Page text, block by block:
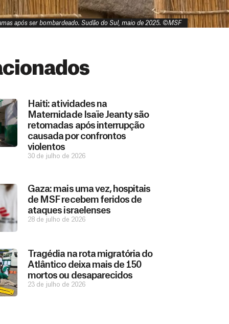
após ser bombardeado. Sudão do Sul, maio de 2025. ©MSF
Haiti: atividades na
Maternidade Isaïe Jeanty são
retomadas após interrupção
causada por confrontos
violentos
30 de julho de 2026
Gaza: mais uma vez, hospitais
de MSF recebem feridos de
ataques israelenses
28 de julho de 2026
Tragédia na rota migratória do
Atlântico deixa mais de 150
mortos ou desaparecidos
23 de julho de 2026